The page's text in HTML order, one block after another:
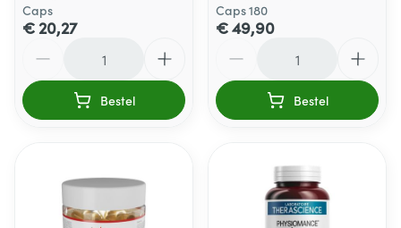
Caps
€ 20,27
Bestel
Caps 180
€ 49,90
Bestel